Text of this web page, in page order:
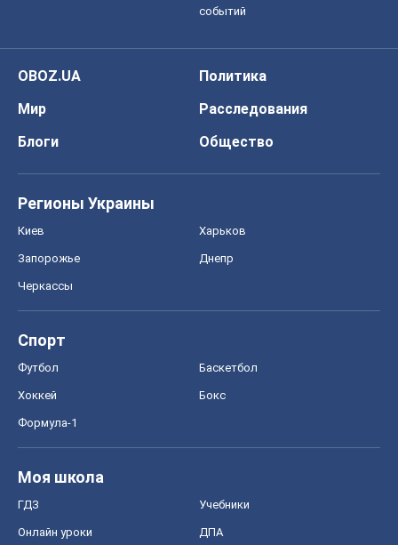
событий
OBOZ.UA
Политика
Мир
Расследования
Блоги
Общество
Регионы Украины
Киев Харьков
Запорожье Днепр
Черкассы
Спорт
Футбол Баскетбол
Хоккей Бокс
Формула-1
Моя школа
ГДЗ Учебники
Онлайн уроки ДПА